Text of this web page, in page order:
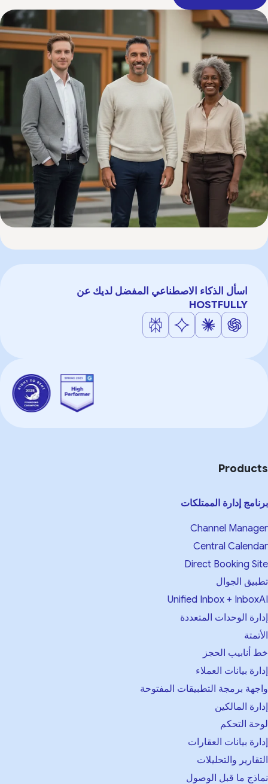
اسأل الذكاء الاصطناعي المفضل لديك عن
HOSTFULLY
Products
برنامج إدارة الممتلكات
Channel Manager
Central Calendar
Direct Booking Site
تطبيق الجوال
Unified Inbox + InboxAI
إدارة الوحدات المتعددة
الأتمتة
خط أنابيب الحجز
إدارة بيانات العملاء
واجهة برمجة التطبيقات المفتوحة
إدارة المالكين
لوحة التحكم
إدارة بيانات العقارات
التقارير والتحليلات
نماذج ما قبل الوصول